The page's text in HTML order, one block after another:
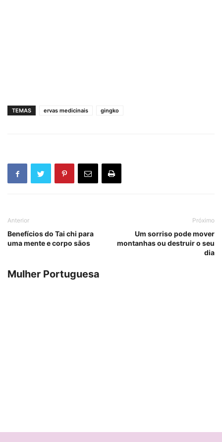
TEMAS ervas medicinais gingko
Anterior
Benefícios do Tai chi para
uma mente e corpo sãos
Próximo
Um sorriso pode mover
montanhas ou destruir o seu
dia
Mulher Portuguesa